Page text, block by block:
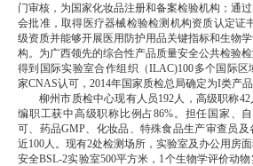
门审核，为国家化妆品注册和备案检验机构；通
会批准，取得医疗器械检验检测机构资质认定证
级资质并能够开展医用防护用品关键指标和生物
构。为广西领先的综合性产品质量安全公共检验
得到国际实验室合作组织（ILAC)100多个国际区
家CNAS认可，2014年国家质检总局确定为I类产品
柳州市质检中心现有人员192人，高级职称
编职工获中高级职称比例占86%。担任国家、
可、药品GMP、化妆品、特殊食品生产审查员
近100人。现有2处检测场所，实验室及办公用房
安全BSL-2实验室500平方米，1个生物学评价动